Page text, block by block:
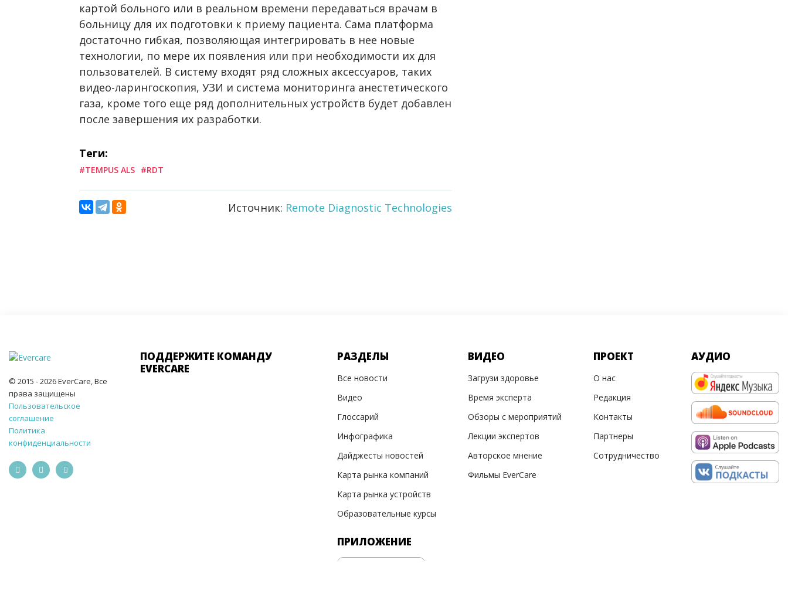
картой больного или в реальном времени передаваться врачам в
больницу для их подготовки к приему пациента. Сама платформа
достаточно гибкая, позволяющая интегрировать в нее новые
технологии, по мере их появления или при необходимости их для
пользователей. В систему входят ряд сложных аксессуаров, таких
видео-ларингоскопия, УЗИ и система мониторинга анестетического
газа, кроме того еще ряд дополнительных устройств будет добавлен
после завершения их разработки.
Теги:
#TEMPUS ALS #RDT
Источник: Remote Diagnostic Technologies
© 2015 - 2026 EverCare, Все
права защищены
Пользовательское
соглашение
Политика
конфиденциальности
ПОДДЕРЖИТЕ КОМАНДУ
EVERCARE
РАЗДЕЛЫ
Все новости
Видео
Глоссарий
Инфографика
Дайджесты новостей
Карта рынка компаний
Карта рынка устройств
Образовательные курсы
ПРИЛОЖЕНИЕ
ВИДЕО
Загрузи здоровье
Время эксперта
Обзоры с мероприятий
Лекции экспертов
Авторское мнение
Фильмы EverCare
ПРОЕКТ
О нас
Редакция
Контакты
Партнеры
Сотрудничество
АУДИО